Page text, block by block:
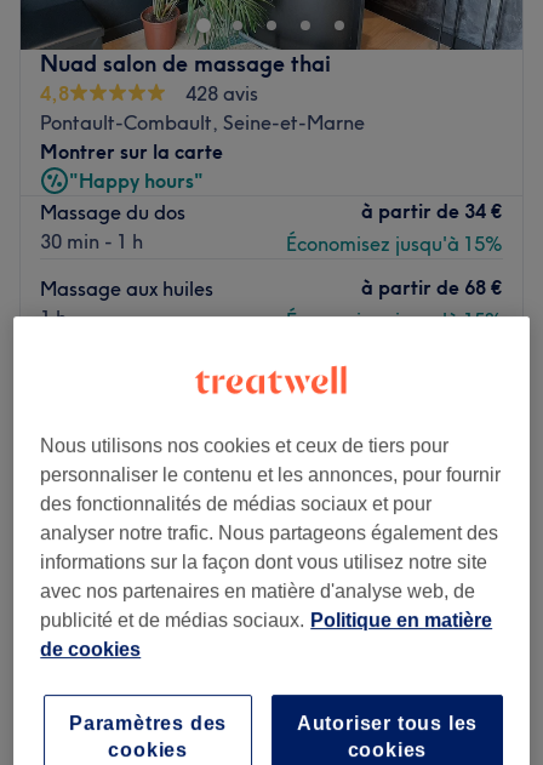
Nuad salon de massage thai
4,8
428 avis
Pontault-Combault, Seine-et-Marne
Montrer sur la carte
"Happy hours"
Massage du dos
30 min - 1 h
à partir de 34 €
Économisez jusqu'à 15%
Massage aux huiles
1 h
à partir de 68 €
Économisez jusqu'à 15%
Réflexologie plantaire
Économisez jusqu'à 15%
Lundi 10:00–19:00
Mardi
10:00–19:00
Mercredi
10:00–19:00
Jeudi
10:00–19:00
Vendredi
10:00– 19:00
Samedi
10:00
Nuad salon de massage thai est un centre de bien-être
installé à Pontault-Combault à proximité du centre
Nous utilisons nos cookies et ceux de tiers pour
personnaliser le contenu et les annonces, pour fournir
des fonctionnalités de médias sociaux et pour
analyser notre trafic. Nous partageons également des
informations sur la façon dont vous utilisez notre site
avec nos partenaires en matière d'analyse web, de
publicité et de médias sociaux. Politique en matière
de cookies
Autoriser tous les
cookies
Paramètres des
cookies